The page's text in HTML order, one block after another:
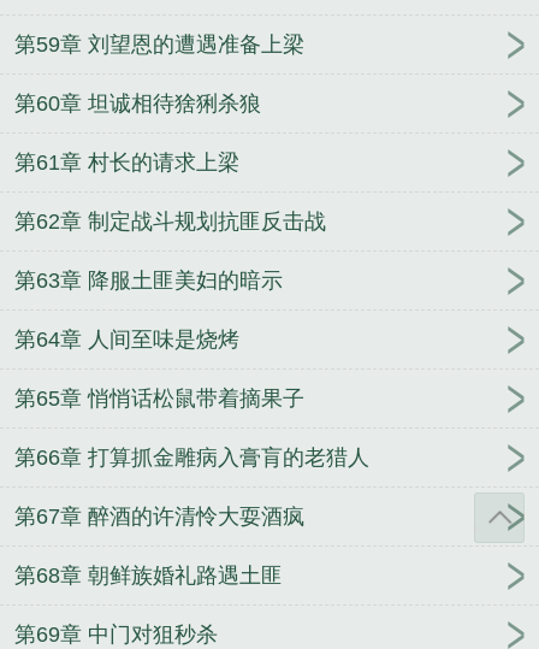
第59章 刘望恩的遭遇准备上梁
第60章 坦诚相待猞猁杀狼
第61章 村长的请求上梁
第62章 制定战斗规划抗匪反击战
第63章 降服土匪美妇的暗示
第64章 人间至味是烧烤
第65章 悄悄话松鼠带着摘果子
第66章 打算抓金雕病入膏肓的老猎人
第67章 醉酒的许清怜大耍酒疯
第68章 朝鲜族婚礼路遇土匪
第69章 中门对狙秒杀